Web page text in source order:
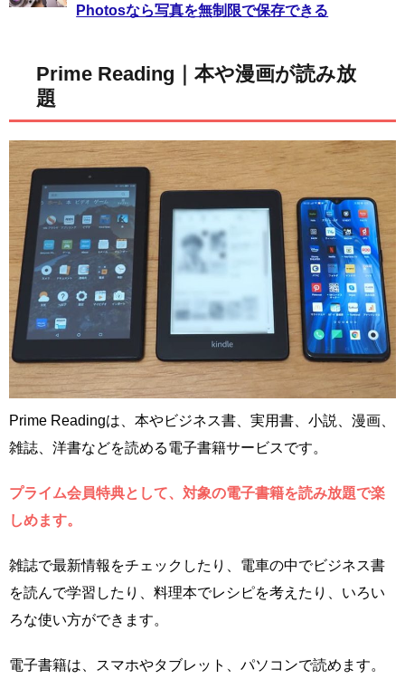
Photosなら写真を無制限で保存できる
Prime Reading｜本や漫画が読み放
題
Prime Readingは、本やビジネス書、実用書、小説、漫画、
雑誌、洋書などを読める電子書籍サービスです。
プライム会員特典として、対象の電子書籍を読み放題で楽
しめます。
雑誌で最新情報をチェックしたり、電車の中でビジネス書
を読んで学習したり、料理本でレシピを考えたり、いろい
ろな使い方ができます。
電子書籍は、スマホやタブレット、パソコンで読めます。